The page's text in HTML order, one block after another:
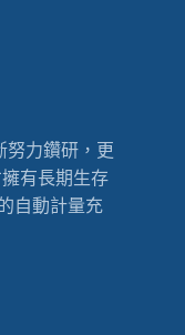
努力鑽研，更
有長期生存
自動計量充